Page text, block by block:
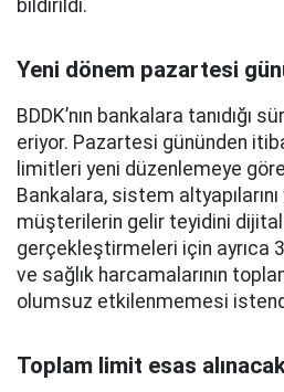
bildirildi.
Yeni dönem pazartesi
BDDK’nın bankalara tanıdığı
eriyor. Pazartesi gününden
limitleri yeni düzenlemeye
Bankalara, sistem
müşterilerin gelir teyidini
gerçekleştirmeleri için ayrıca
ve sağlık harcamalarının
olumsuz etkilenmemesi
Toplam limit esas